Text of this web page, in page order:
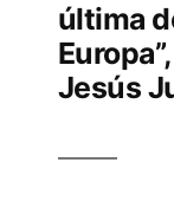
última
Jesús